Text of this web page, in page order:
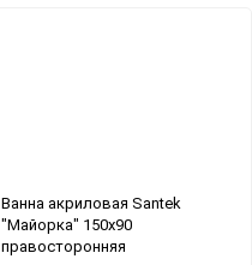
Ванна акриловая Santek
"Майорка" 150х90
правосторонняя